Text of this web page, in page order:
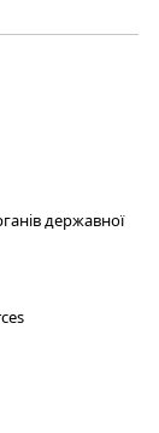
державної